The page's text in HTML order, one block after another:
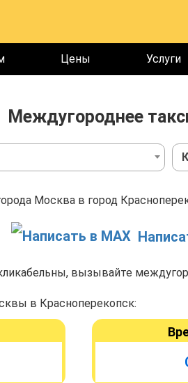
Цены Услуги
Междугороднее
Москва в город
вызывайте
в Красноперекопск: